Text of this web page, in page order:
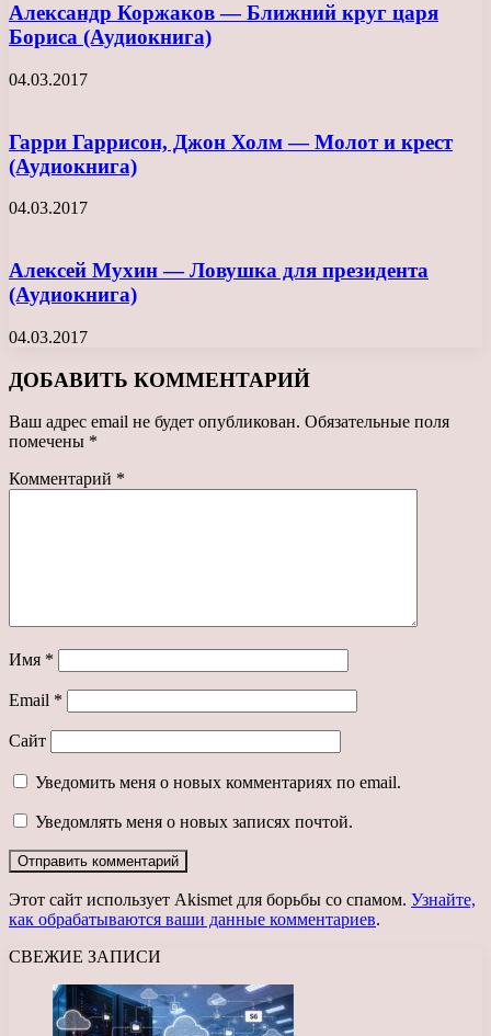
Александр Коржаков — Ближний круг царя
Бориса (Аудиокнига)
04.03.2017
Гарри Гаррисон, Джон Холм — Молот и крест
(Аудиокнига)
04.03.2017
Алексей Мухин — Ловушка для президента
(Аудиокнига)
04.03.2017
ДОБАВИТЬ КОММЕНТАРИЙ
Ваш адрес email не будет опубликован. Обязательные поля
помечены *
Комментарий *
Имя *
Email *
Сайт
Уведомить меня о новых комментариях по email.
Уведомлять меня о новых записях почтой.
Этот сайт использует Akismet для борьбы со спамом. Узнайте,
как обрабатываются ваши данные комментариев.
СВЕЖИЕ ЗАПИСИ